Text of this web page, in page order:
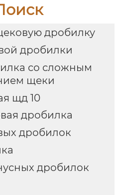
дробилку
дробилки
со сложным
щеки
щд 10
дробилка
дробилок
дробилок